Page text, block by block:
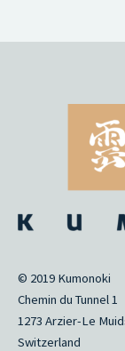
© 2019 Kumonoki
Chemin du Tunnel 1
1273 Arzier-Le
Switzerland